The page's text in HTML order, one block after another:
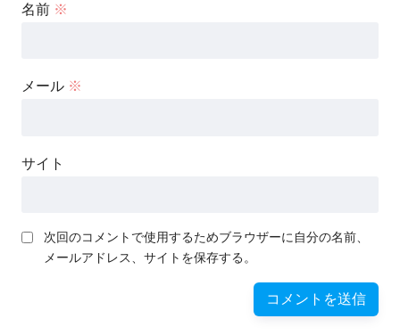
名前 ※
メール ※
サイト
次回のコメントで使用するためブラウザーに自分の名前、
メールアドレス、サイトを保存する。